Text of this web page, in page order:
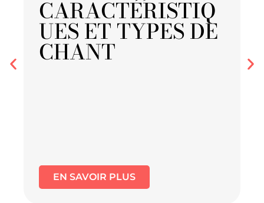
CARACTÉRISTIQ
UES ET TYPES DE
CHANT
EN SAVOIR PLUS